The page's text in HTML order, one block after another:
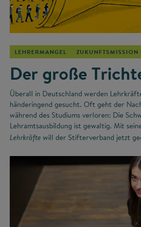
LEHRERMANGEL ZUKUNFTSMISSION
Der große
Überall in Deutschland werden
händeringend gesucht. Oft geht der
während des Studiums verloren: Die
Lehramtsausbildung ist gewaltig. Mit
Lehrkräfte will der Stifterverband jetzt